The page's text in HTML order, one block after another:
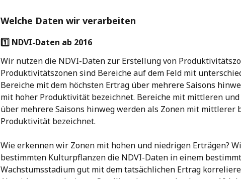
Welche Daten wir verarbeiten
1️⃣ NDVI-Daten ab 2016
Wir nutzen die NDVI-Daten zur Erstellung von
Produktivitätszonen sind Bereiche auf dem Feld mit
Bereiche mit dem höchsten Ertrag über mehrere Saisons
mit hoher Produktivität bezeichnet. Bereiche mit mittleren
über mehrere Saisons hinweg werden als Zonen mit mittlerer
Produktivität bezeichnet.
Wie erkennen wir Zonen mit hohen und niedrigen Erträgen?
bestimmten Kulturpflanzen die NDVI-Daten in einem
Wachstumsstadium gut mit dem tatsächlichen Ertrag